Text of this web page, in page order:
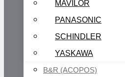
MAVILOR
PANASONIC
SCHINDLER
YASKAWA
B&R (ACOPOS)